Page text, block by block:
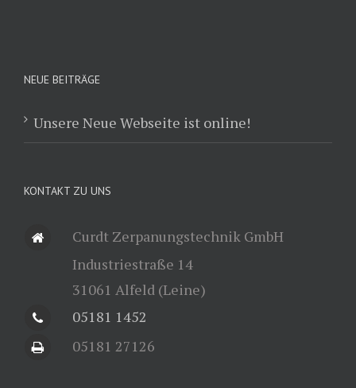
NEUE BEITRÄGE
Unsere Neue Webseite ist online!
KONTAKT ZU UNS
Curdt Zerpanungstechnik GmbH
Industriestraße 14
31061 Alfeld (Leine)
05181 1452
05181 27126